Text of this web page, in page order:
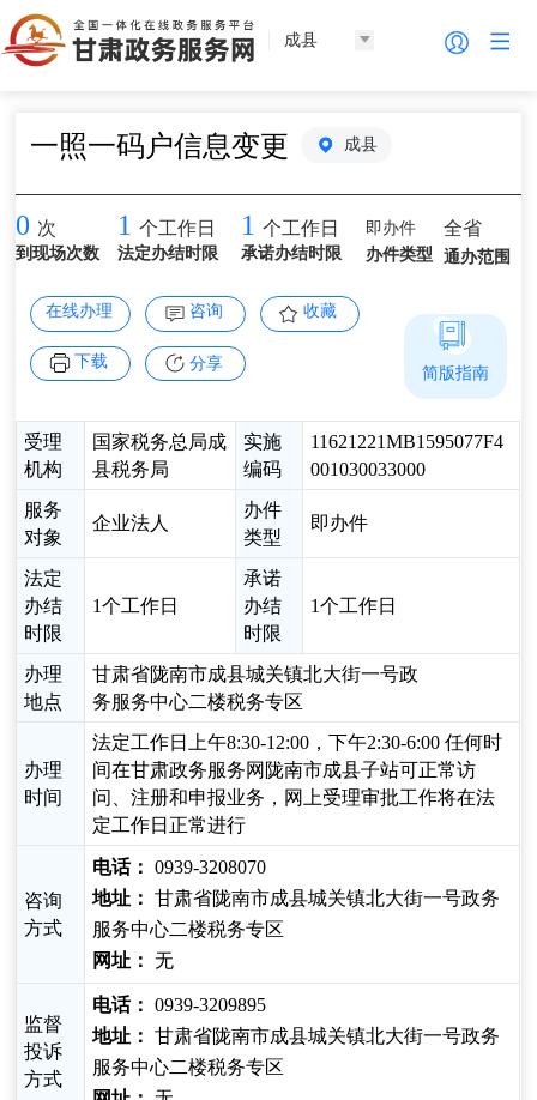
成县
一照一码户信息变更 成县
0 次
到现场次数
1 个工作日
法定办结时限
1 个工作日
承诺办结时限
即办件
办件类型
全省
通办范围
在线办理 咨询 收藏
下载 分享
受理
机构
国家税务总局成
县税务局
实施
编码
11621221MB1595077F4
001030033000
服务
对象
企业法人
办件
类型
即办件
法定
办结
时限
1个工作日
承诺
办结
时限
1个工作日
办理
地点
甘肃省陇南市成县城关镇北大街一号政
务服务中心二楼税务专区
办理
时间
法定工作日上午8:30-12:00，下午2:30-6:00 任何时
间在甘肃政务服务网陇南市成县子站可正常访
问、注册和申报业务，网上受理审批工作将在法
定工作日正常进行
咨询
方式
电话： 0939-3208070
地址： 甘肃省陇南市成县城关镇北大街一号政务
服务中心二楼税务专区
网址： 无
监督
投诉
方式
电话： 0939-3209895
地址： 甘肃省陇南市成县城关镇北大街一号政务
服务中心二楼税务专区
简版指南